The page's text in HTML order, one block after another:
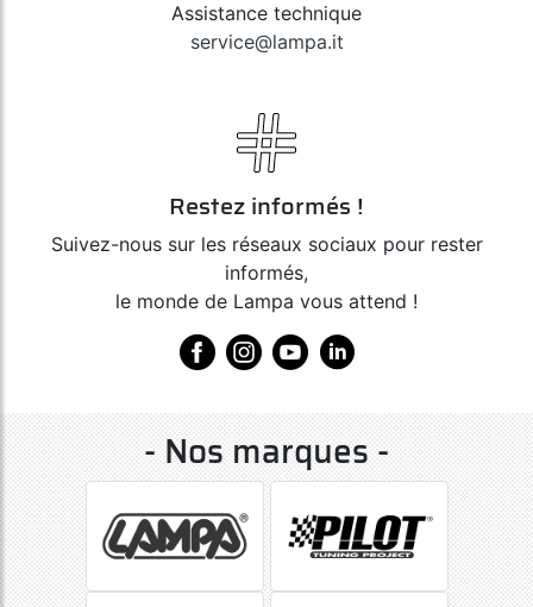
Assistance technique
service@lampa.it
Restez informés !
Suivez-nous sur les réseaux sociaux pour rester
informés,
le monde de Lampa vous attend !
- Nos marques -